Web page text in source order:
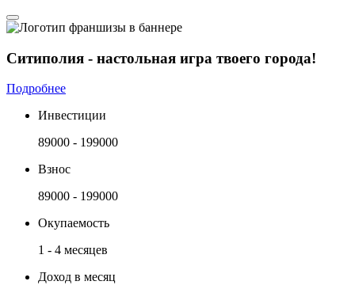
Ситиполия - настольная игра твоего города!
Подробнее
Инвестиции
89000 - 199000
Взнос
89000 - 199000
Окупаемость
1 - 4 месяцев
Доход в месяц